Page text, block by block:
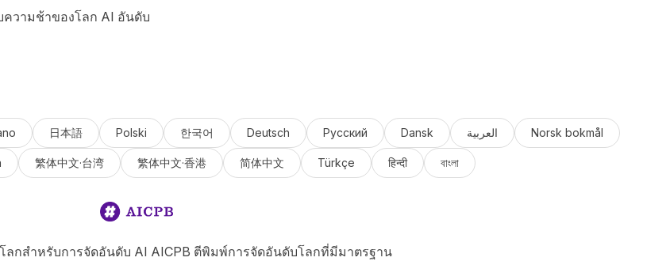
ความช้าของโลก AI อันดับ
日本語 Polski 한국어 Deutsch Русский Dansk العربية Norsk bokmål
繁体中文·台湾 繁体中文·香港 简体中文 Türkçe हिन्दी বাংলা
ลกสำหรับการจัดอันดับ AI AICPB ตีพิมพ์การจัดอันดับโลกที่มีมาตรฐาน